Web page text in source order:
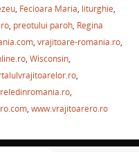
je
a
ză
, Fecioara Maria, liturghie,
, preotului paroh, Regina
, vrajitoare-romania.ro,
, Wisconsin,
,
,
, www.vrajitoarero.ro